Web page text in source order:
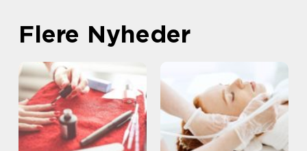
Flere Nyheder